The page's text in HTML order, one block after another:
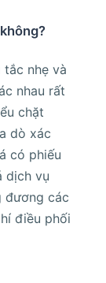
nhẹ và
nhau rất
chặt
dò xác
có phiếu
dịch vụ
đương các
điều phối